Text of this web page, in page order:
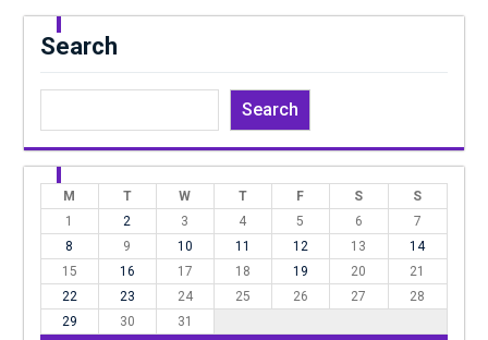
Search
Search
M T W T F S
S
1
2 3 4 5 6
7
8
9 10 11 12 13
14
15
16 17 18 19 20
21
22
23 24 25 26 27
28
29
30 31